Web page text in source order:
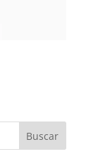
Buscar